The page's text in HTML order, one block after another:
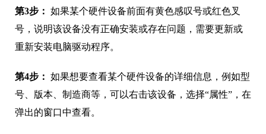
第3步： 如果某个硬件设备前面有黄色感叹号或红色叉
号，说明该设备没有正确安装或存在问题，需要更新或
重新安装电脑驱动程序。
第4步： 如果想要查看某个硬件设备的详细信息，例如型
号、版本、制造商等，可以右击该设备，选择“属性”，在
弹出的窗口中查看。